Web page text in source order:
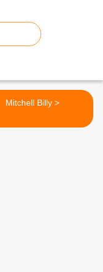
Mitchell Billy >